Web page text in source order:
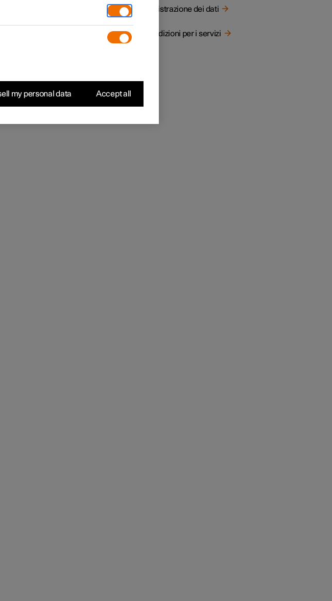
utente e dati personali. Il nostro
e potenziali una comprensione
i dati personali.
susupport.polestar.com.
Registrazione dei dati
Condizioni per i servizi
my personal data Accept all